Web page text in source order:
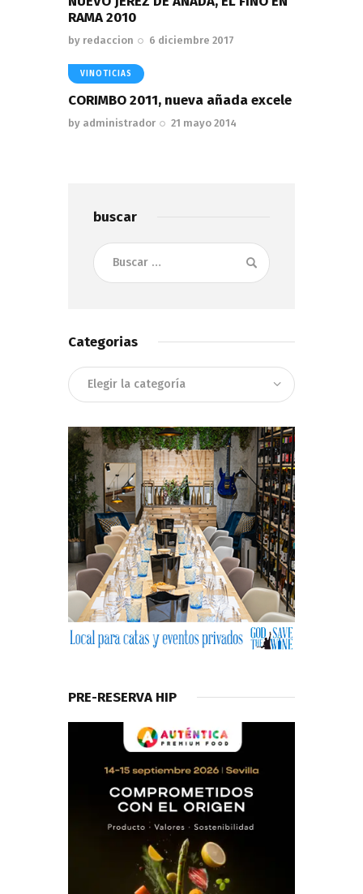
RAMA 2010
by redaccion 6 diciembre 2017
VINOTICIAS
CORIMBO 2011, nueva añada excele
by administrador 21 mayo 2014
buscar
Buscar:
Categorias
Categorias
PRE-RESERVA HIP